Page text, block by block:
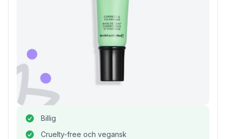
Billig
Cruelty-free och vegansk